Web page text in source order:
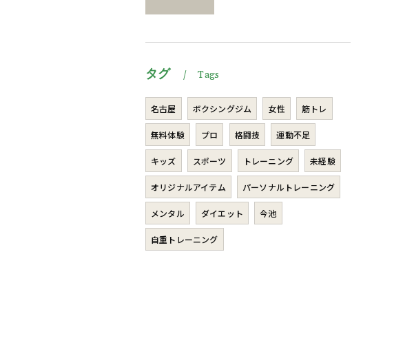
タグ Tags
名古屋 ボクシングジム 女性 筋トレ
無料体験 プロ 格闘技 運動不足
キッズ スポーツ トレーニング 未経験
オリジナルアイテム パーソナルトレーニング
メンタル ダイエット 今池
自重トレーニング